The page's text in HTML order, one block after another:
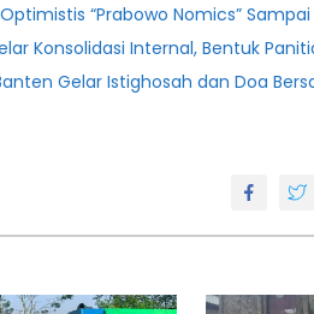
“Prabowo Nomics”
Konsolidasi Internal, Bentuk
Gelar Istighosah dan Doa